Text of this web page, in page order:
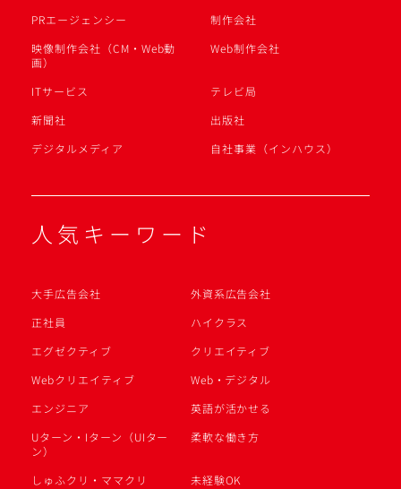
PRエージェンシー
制作会社
映像制作会社（CM・Web動
画）
Web制作会社
ITサービス
テレビ局
新聞社
出版社
デジタルメディア
自社事業（インハウス）
人気キーワード
大手広告会社
外資系広告会社
正社員
ハイクラス
エグゼクティブ
クリエイティブ
Webクリエイティブ
Web・デジタル
エンジニア
英語が活かせる
Uターン・Iターン（UIター
ン）
柔軟な働き方
しゅふクリ・ママクリ
未経験OK